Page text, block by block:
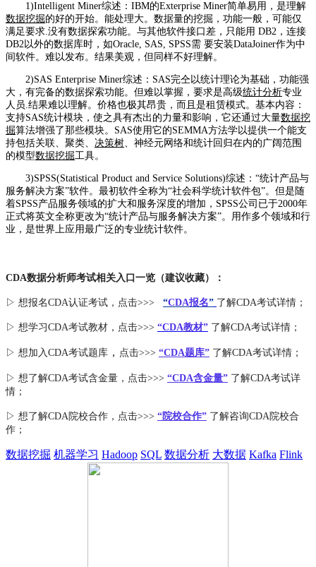
1)Intelligent Miner综述：IBM的Exterprise Miner简单易用，是理解
数据挖掘的好的开始。能处理大。数据量的挖掘，功能一般，可能仅
满足要求.没有数据探索功能。与其他软件接口差，只能用 DB2，连接
DB2以外的数据库时，如Oracle, SAS, SPSS需 要安装DataJoiner作为中
间软件。难以发布。结果美观，但同样不好理解。
2)SAS Enterprise Miner综述：SAS完仝以统计理论为基础，功能强
大，有完备的数据探索功能。但难以掌握，要求是高级统计分析专业
人员.结果难以理解。价格也极其昂贵，而且是租赁模式。基本内容：
支持SAS统计模块，使之具有杰出的力量和影响，它还通过大量数据挖
掘算法增强了那些模块。SAS使用它的SEMMA方法学以提供一个能支
持包括关联、聚类、 决策树、神经元网络和统计回归在内的广阔范围
的模型数据挖掘工具。
3)SPSS(Statistical Product and Service Solutions)综述：“统计产品与
服务解决方案”软件。最初软件全称为“社会科学统计软件包”。但是随
着SPSS产品服务领域的扩大和服务深度的增加，SPSS公司已于2000年
正式将英文全称更改为“统计产品与服务解决方案”。用作多个领域和行
业，是世界上应用最广泛的专业统计软件。
CDA数据分析师考试相关入口一览（建议收藏）：
▷ 想报名CDA认证考试，点击>>> “CDA报名” 了解CDA考试详情；
▷ 想学习CDA考试教材，点击>>> “CDA教材” 了解CDA考试详情；
▷ 想加入CDA考试题库 ， 点击>>> “CDA题库” 了解CDA考试详情；
▷ 想了解CDA考试含金量 ，点击>>> “CDA含金量” 了解CDA考试详
情；
▷ 想了解CDA院校合作 ，点击>>> “院校合作” 了解咨询CDA院校合
作；
数据挖掘 机器学习 Hadoop SQL 数据分析 大数据 Kafka Flink